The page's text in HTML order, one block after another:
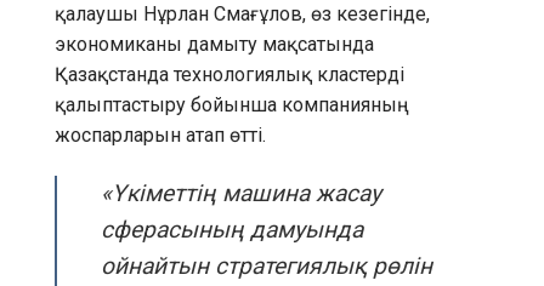
қалаушы Нұрлан Смағұлов, өз кезегінде,
экономиканы дамыту мақсатында
Қазақстанда технологиялық кластерді
қалыптастыру бойынша компанияның
жоспарларын атап өтті.
«Үкіметтің машина жасау
сферасының дамуында
ойнайтын стратегиялық рөлін